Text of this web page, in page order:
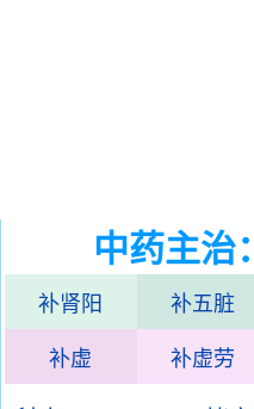
中药主治：
补肾阳 补五脏
补虚 补虚劳